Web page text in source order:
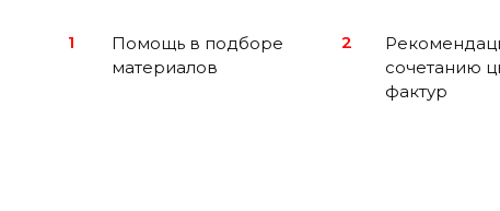
1
Помощь в подборе
материалов
2
сочетанию
фактур